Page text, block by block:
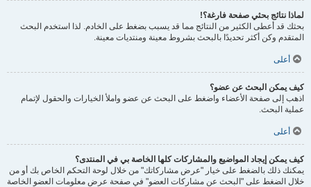
لماذا نتائج بحثي صفحة فارغة؟!
بحثك قد أعطى الكثير من النتائج مما قد يسبب بضغط على الخادم. لذا استخدم البحث
المتقدم وكن أكثر تحديدًا بالبحث بشروط معينة ومنتديات معينة.
أعلى
كيف يمكن البحث عن عضو؟
اذهب إلى صفحة الأعضاء واضغط على البحث عن عضو واملأ الخيارات والحقول لإتمام
عملية البحث.
أعلى
كيف يمكن إيجاد المواضيع والمشاركات كلها الخاصة بي في المنتدى؟
يمكنك ذلك بالضغط على خيار "عرض مشاركاتك" من خلال لوحة التحكم الخاص بك أو من
خلال الضغط على "البحث عن مشاركات العضو" في صفحة عرض معلومات العضو الخاصة